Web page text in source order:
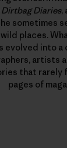
Dirtbag Diaries,
sometimes
places.
evolved into
artists
that rarely
pages of